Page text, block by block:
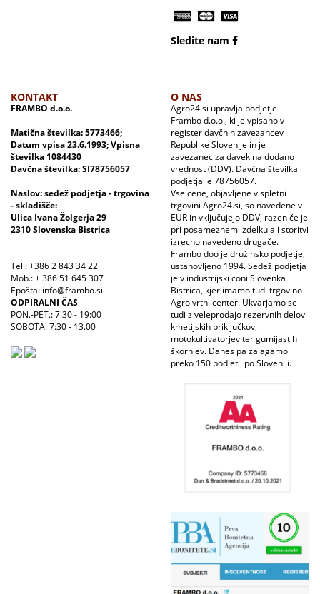
Sledite nam
KONTAKT
FRAMBO d.o.o.
Matična številka: 5773466;
Datum vpisa 23.6.1993; Vpisna
številka 1084430
Davčna številka: SI78756057
Naslov: sedež podjetja - trgovina
- skladišče:
Ulica Ivana Žolgerja 29
2310 Slovenska Bistrica
Tel.: +386 2 843 34 22
Mob.: + 386 51 645 307
Epošta: info@frambo.si
ODPIRALNI ČAS
PON.-PET.: 7.30 - 19:00
SOBOTA: 7:30 - 13.00
O NAS
Agro24.si upravlja podjetje
Frambo d.o.o., ki je vpisano v
register davčnih zavezancev
Republike Slovenije in je
zavezanec za davek na dodano
vrednost (DDV). Davčna številka
podjetja je 78756057.
Vse cene, objavljene v spletni
trgovini Agro24.si, so navedene v
EUR in vključujejo DDV, razen če je
pri posameznem izdelku ali storitvi
izrecno navedeno drugače.
Frambo doo je družinsko podjetje,
ustanovljeno 1994. Sedež podjetja
je v industrijski coni Slovenka
Bistrica, kjer imamo tudi trgovino -
Agro vrtni center. Ukvarjamo se
tudi z veleprodajo rezervnih delov
kmetijskih priključkov,
motokultivatorjev ter gumijastih
škornjev. Danes pa zalagamo
preko 150 podjetij po Sloveniji.